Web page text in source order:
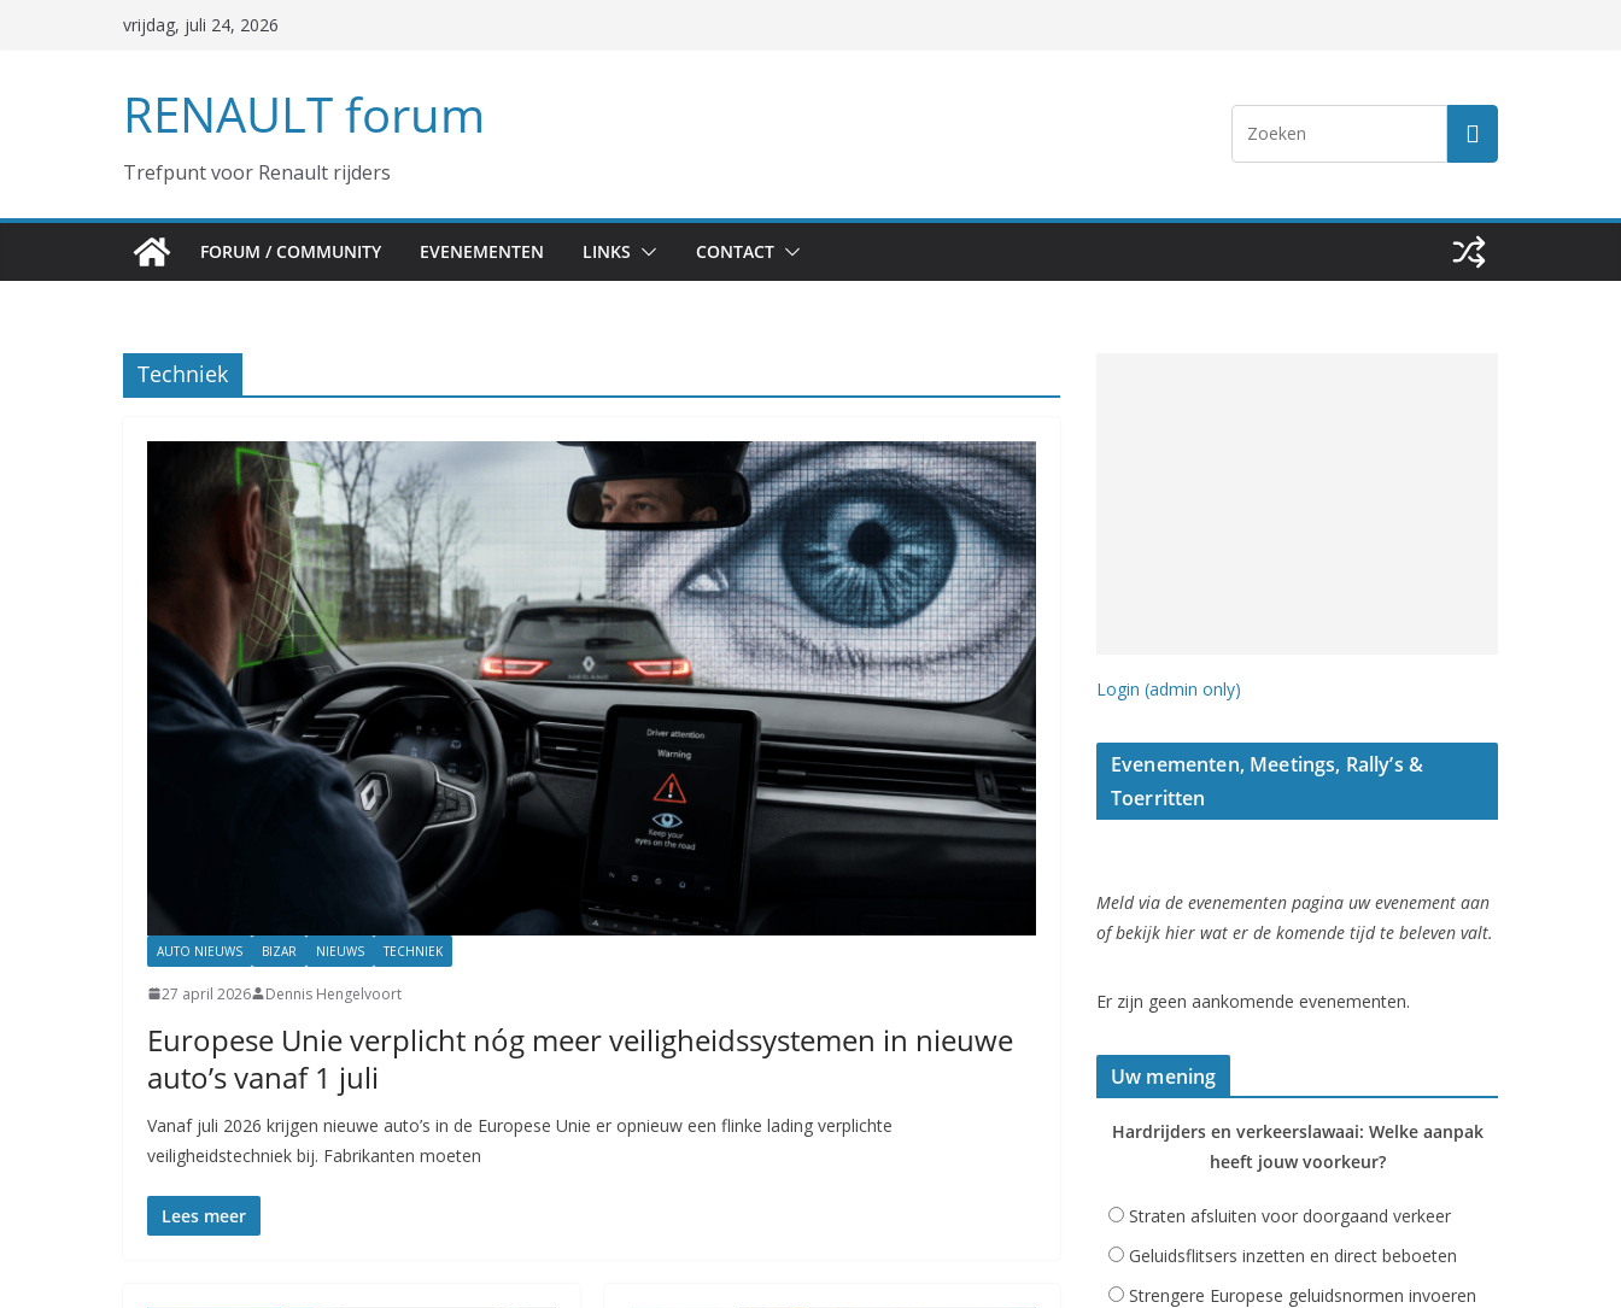
vrijdag, juli 24, 2026
RENAULT forum
Trefpunt voor Renault rijders
FORUM / COMMUNITY EVENEMENTEN LINKS CONTACT
Techniek
AUTO NIEUWS BIZAR NIEUWS TECHNIEK
27 april 2026 Dennis Hengelvoort
Europese Unie verplicht nóg meer veiligheidssystemen in nieuwe
auto’s vanaf 1 juli
Vanaf juli 2026 krijgen nieuwe auto’s in de Europese Unie er opnieuw een flinke lading verplichte
veiligheidstechniek bij. Fabrikanten moeten
Lees meer
Login (admin only)
Evenementen, Meetings, Rally’s &
Toerritten
Meld via de evenementen pagina uw evenement aan
of bekijk hier wat er de komende tijd te beleven valt.
Er zijn geen aankomende evenementen.
Uw mening
Hardrijders en verkeerslawaai: Welke aanpak
heeft jouw voorkeur?
Straten afsluiten voor doorgaand verkeer
Geluidsflitsers inzetten en direct beboeten
Strengere Europese geluidsnormen invoeren